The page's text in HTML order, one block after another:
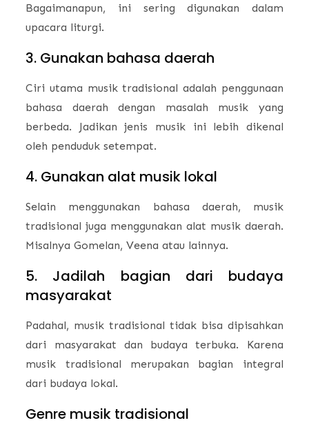
Bagaimanapun, ini sering digunakan dalam
upacara liturgi.
3. Gunakan bahasa daerah
Ciri utama musik tradisional adalah penggunaan
bahasa daerah dengan masalah musik yang
berbeda. Jadikan jenis musik ini lebih dikenal
oleh penduduk setempat.
4. Gunakan alat musik lokal
Selain menggunakan bahasa daerah, musik
tradisional juga menggunakan alat musik daerah.
Misalnya Gomelan, Veena atau lainnya.
5. Jadilah bagian dari budaya
masyarakat
Padahal, musik tradisional tidak bisa dipisahkan
dari masyarakat dan budaya terbuka. Karena
musik tradisional merupakan bagian integral
dari budaya lokal.
Genre musik tradisional